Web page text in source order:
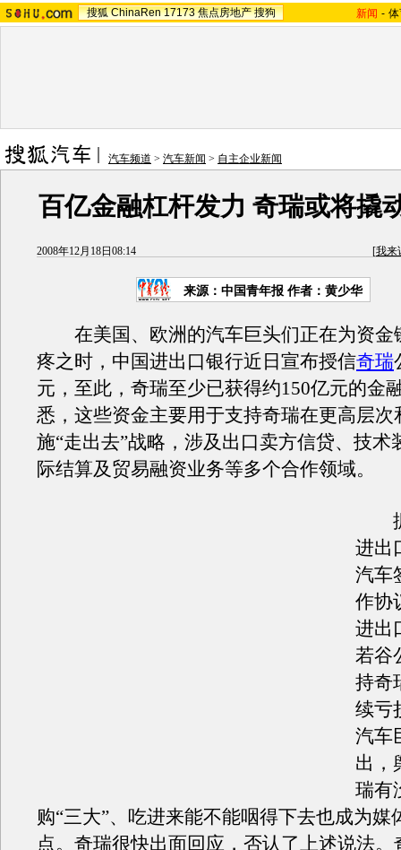
搜狐 ChinaRen 17173 焦点房地产 搜狗 新闻 -
汽车频道 > 汽车新闻 > 自主企业新闻
百亿金融杠杆发力 奇瑞或将撬
2008年12月18日08:14 [我来
来源：中国青年报 作者：黄少华
在美国、欧洲的汽车巨头们正在为资金
疼之时，中国进出口银行近日宣布授信奇瑞
元，至此，奇瑞至少已获得约150亿元的金
悉，这些资金主要用于支持奇瑞在更高层次
施“走出去”战略，涉及出口卖方信贷、技术
际结算及贸易融资业务等多个合作领域。
据
进出
汽车
作协
进出
若谷
持奇
续亏
汽车
出，
瑞有
购“三大”、吃进来能不能咽得下去也成为媒
点。奇瑞很快出面回应，否认了上述说法。